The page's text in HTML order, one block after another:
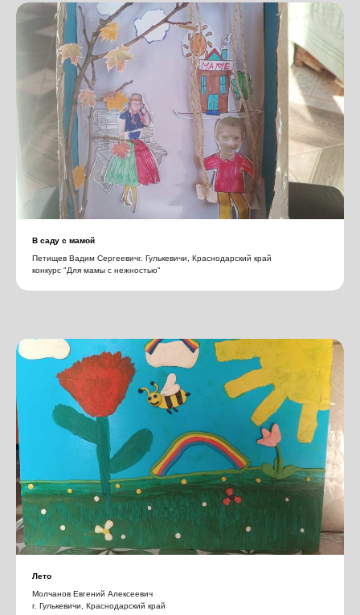
В саду с мамой
Петищев Вадим Сергеевичг. Гулькевичи, Краснодарский край
конкурс "Для мамы с нежностью"
Лето
Молчанов Евгений Алексеевич
г. Гулькевичи, Краснодарский край